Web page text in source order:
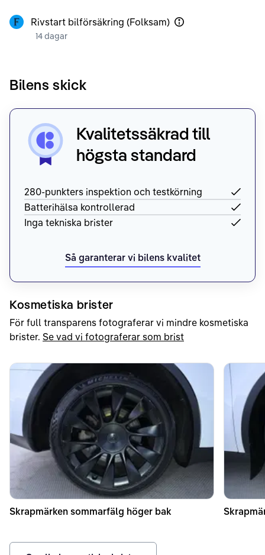
Rivstart bilförsäkring (Folksam)
14 dagar
Bilens skick
Kvalitetssäkrad till
högsta standard
280-punkters inspektion och testkörning
Batterihälsa kontrollerad
Inga tekniska brister
Så garanterar vi bilens kvalitet
Kosmetiska brister
För full transparens fotograferar vi mindre kosmetiska
brister. Se vad vi fotograferar som brist
Skrapmärken sommarfälg höger bak